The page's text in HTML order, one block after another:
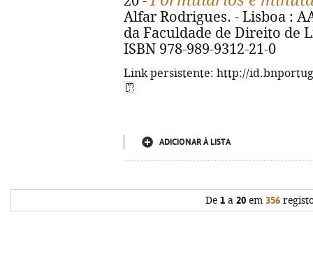
Alfar Rodrigues. - Lisboa :
da Faculdade de Direito de
ISBN 978-989-9312-21-0
Link persistente: http://
ADICIONAR À LISTA
De 1 a 20 em 356